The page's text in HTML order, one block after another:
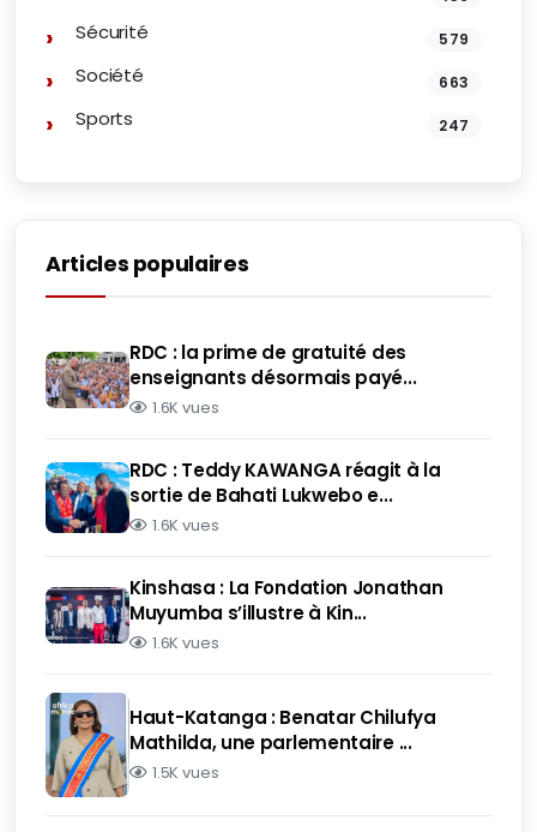
Sécurité 579
Société 663
Sports 247
Articles populaires
RDC : la prime de gratuité des
enseignants désormais payé...
1.6K vues
RDC : Teddy KAWANGA réagit à la
sortie de Bahati Lukwebo e...
1.6K vues
Kinshasa : La Fondation Jonathan
Muyumba s’illustre à Kin...
1.6K vues
Haut-Katanga : Benatar Chilufya
Mathilda, une parlementaire ...
1.5K vues